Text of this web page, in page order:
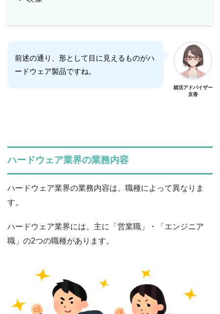
前述の通り、形として目に見えるものがハ
ードウェア製品ですね。
就活アドバイザー
京香
ハードウェア業界の業務内容
ハードウェア業界の業務内容は、職種によって異なりま
す。
ハードウェア業界には、主に「営業職」・「エンジニア
職」の2つの職種があります。